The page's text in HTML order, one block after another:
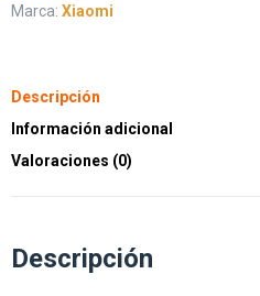
Marca: Xiaomi
Descripción
Información adicional
Valoraciones (0)
Descripción